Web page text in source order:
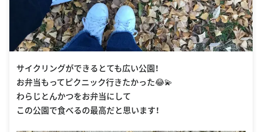
サイクリングができるとても広い公園！
お弁当もってピクニック行きたかった😂💫
わらじとんかつをお弁当にして
この公園で食べるの最高だと思います！